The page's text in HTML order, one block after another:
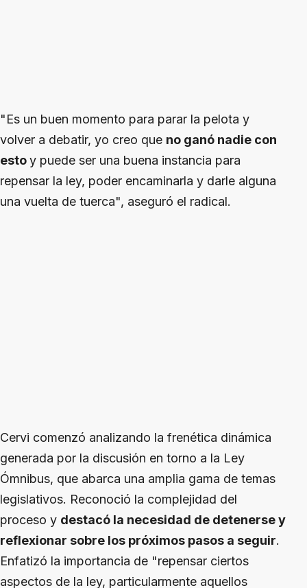
"Es un buen momento para parar la pelota y
volver a debatir, yo creo que no ganó nadie con
estoy puede ser una buena instancia para
repensar la ley, poder encaminarla y darle alguna
una vuelta de tuerca", aseguró el radical.
Cervi comenzó analizando la frenética dinámica
generada por la discusión en torno a la Ley
Ómnibus, que abarca una amplia gama de temas
legislativos. Reconoció la complejidad del
proceso y destacó la necesidad de detenerse y
reflexionar sobre los próximos pasos a seguir.
Enfatizó la importancia de "repensar ciertos
aspectos de la ley, particularmente aquellos